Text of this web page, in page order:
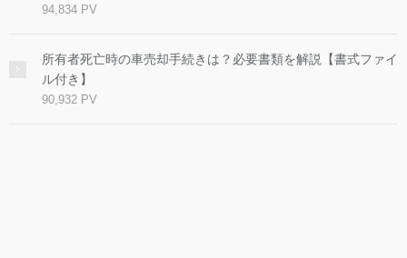
94,834 PV
所有者死亡時の車売却手続きは？必要書類を解説【書式ファイ
ル付き】
90,932 PV